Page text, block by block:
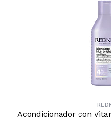
Acondicionador con